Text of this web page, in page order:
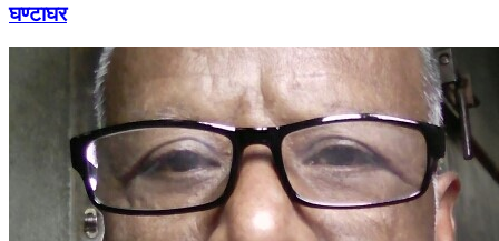
घण्टाघर